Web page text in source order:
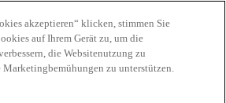
akzeptieren“ klicken, stimmen Sie
auf Ihrem Gerät zu, um die
die Websitenutzung zu
Marketingbemühungen zu unterstützen.